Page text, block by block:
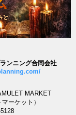
ンニング合同会社
MARKET
ーケット）